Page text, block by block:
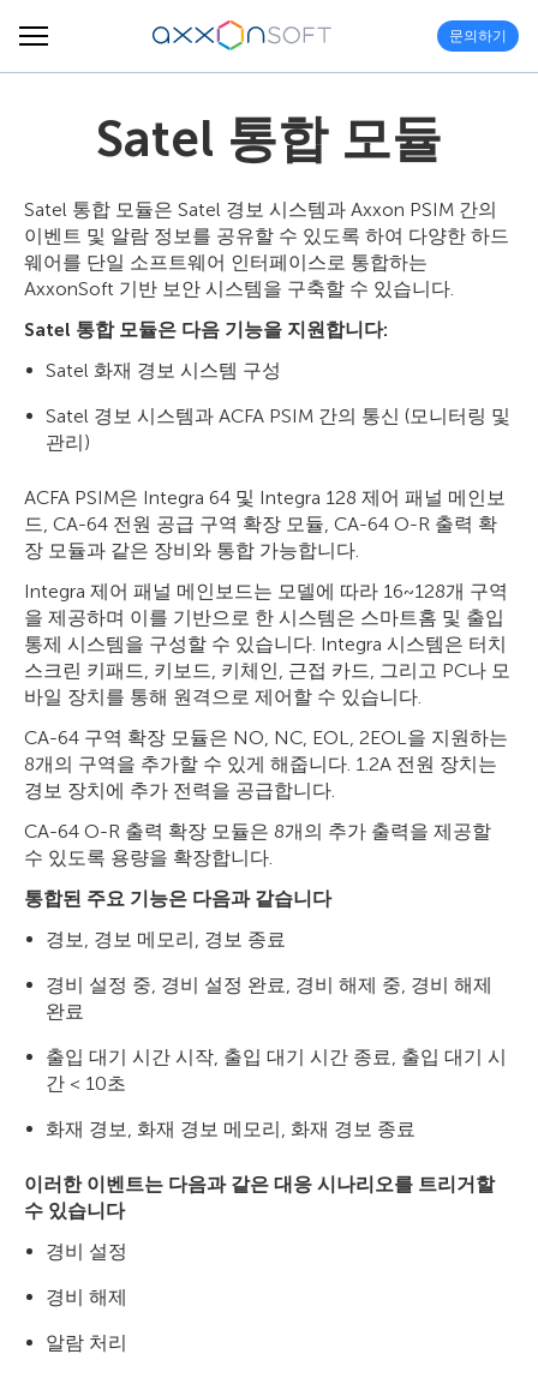
문의하기
Satel 통합 모듈
Satel 통합 모듈은 Satel 경보 시스템과 Axxon PSIM 간의
이벤트 및 알람 정보를 공유할 수 있도록 하여 다양한 하드
웨어를 단일 소프트웨어 인터페이스로 통합하는
AxxonSoft 기반 보안 시스템을 구축할 수 있습니다.
Satel 통합 모듈은 다음 기능을 지원합니다:
Satel 화재 경보 시스템 구성
Satel 경보 시스템과 ACFA PSIM 간의 통신 (모니터링 및
관리)
ACFA PSIM은 Integra 64 및 Integra 128 제어 패널 메인보
드, CA-64 전원 공급 구역 확장 모듈, CA-64 O-R 출력 확
장 모듈과 같은 장비와 통합 가능합니다.
Integra 제어 패널 메인보드는 모델에 따라 16~128개 구역
을 제공하며 이를 기반으로 한 시스템은 스마트홈 및 출입
통제 시스템을 구성할 수 있습니다. Integra 시스템은 터치
스크린 키패드, 키보드, 키체인, 근접 카드, 그리고 PC나 모
바일 장치를 통해 원격으로 제어할 수 있습니다.
CA-64 구역 확장 모듈은 NO, NC, EOL, 2EOL을 지원하는
8개의 구역을 추가할 수 있게 해줍니다. 1.2A 전원 장치는
경보 장치에 추가 전력을 공급합니다.
CA-64 O-R 출력 확장 모듈은 8개의 추가 출력을 제공할
수 있도록 용량을 확장합니다.
통합된 주요 기능은 다음과 같습니다
경보, 경보 메모리, 경보 종료
경비 설정 중, 경비 설정 완료, 경비 해제 중, 경비 해제
완료
출입 대기 시간 시작, 출입 대기 시간 종료, 출입 대기 시
간 < 10초
화재 경보, 화재 경보 메모리, 화재 경보 종료
이러한 이벤트는 다음과 같은 대응 시나리오를 트리거할
수 있습니다
경비 설정
경비 해제
알람 처리